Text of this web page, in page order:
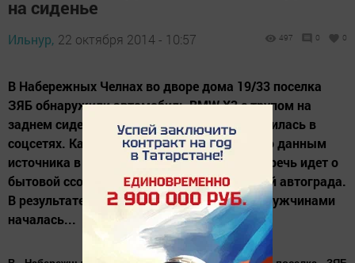
на сиденье
Ильнур, 22 октября 2014 - 10:57 497 0 0
В Набережных Челнах во дворе дома 19/33 поселка
ЗЯБ обнаружили автомобиль BMW X3 с трупом на
заднем сиденье. Информация об этом появилась в
соцсетях. Как сообщает "Бизнес Онлайн", по данным
источника в правоохранительных органах, речь идет о
бытовой ссоре двух состоятельных жителей автограда.
В результате словесной перепалки между мужчинами
началась...